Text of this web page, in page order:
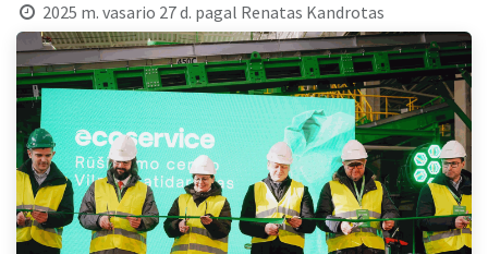
2025 m. vasario 27 d. pagal Renatas Kandrotas